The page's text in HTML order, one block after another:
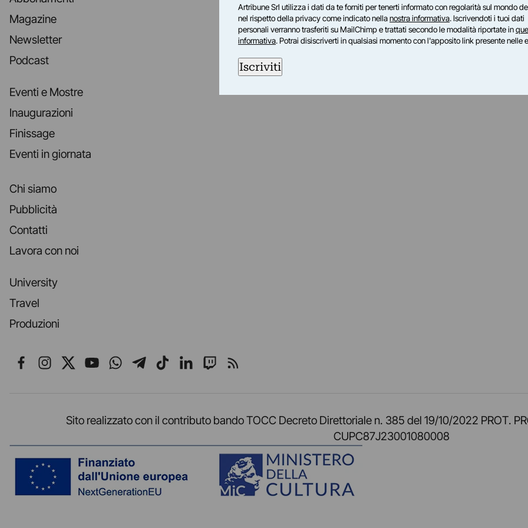
Magazine
Newsletter
Podcast
Eventi e Mostre
Inaugurazioni
Finissage
Eventi in giornata
Chi siamo
Pubblicità
Contatti
Lavora con noi
University
Travel
Produzioni
Seguici su Facebook
Seguici su Instagram
Seguici su X
Seguici su YouTube
Seguici su WhatsApp
Seguici su Telegram
Seguici su TikTok
Seguici su LinkedIn
Seguici su Twitch
Seguici su Rss
Sito realizzato con il contributo bando TOCC Decreto Direttoriale n. 385 del 19/10/2022 PROT.
CUPC87J23001080008
Artribune Srl utilizza i dati da te forniti per tenerti informato con regolarità sul mondo
nel rispetto della privacy come indicato nellanostra informativa. Iscrivendoti i tuoi dati
personali verranno trasferiti su MailChimp e trattati secondo le modalità riportate in
informativa. Potrai disiscriverti in qualsiasi momento con l'apposito link presente nelle
Iscriviti